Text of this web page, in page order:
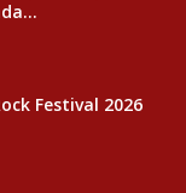
Festival 2026